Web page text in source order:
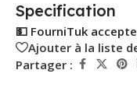
Specification
💵 FourniTuk
Ajouter à la liste
Partager :